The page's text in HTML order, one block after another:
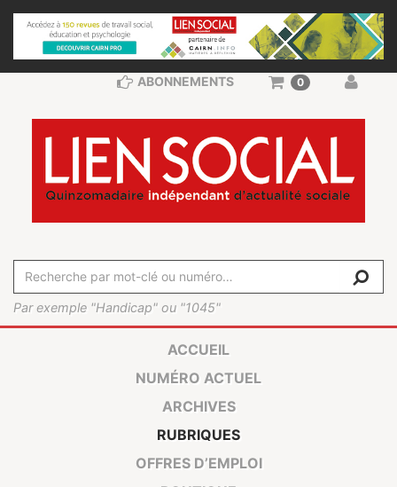
Par exemple "Handicap" ou "1045"
ABONNEMENTS 0
ACCUEIL
NUMÉRO ACTUEL
ARCHIVES
RUBRIQUES
OFFRES D’EMPLOI